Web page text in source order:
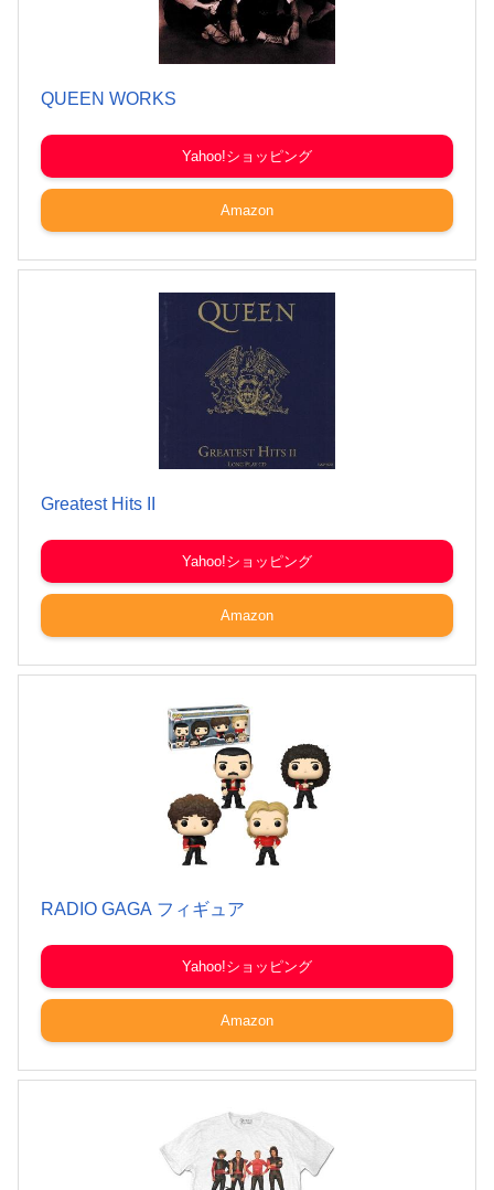
QUEEN WORKS
Yahoo!ショッピング
Amazon
Greatest Hits II
Yahoo!ショッピング
Amazon
RADIO GAGA フィギュア
Yahoo!ショッピング
Amazon